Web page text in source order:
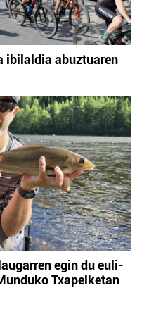
ibilaldia abuztuaren
egin du euli-
Txapelketan